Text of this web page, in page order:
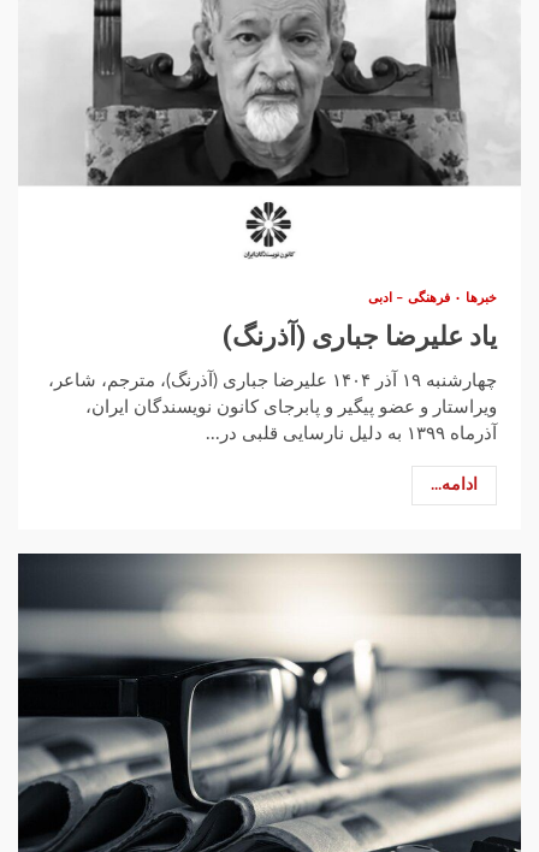
خبرها فرهنگی – ادبی
یاد علیرضا جباری (آذرنگ)
چهارشنبه ۱۹ آذر ۱۴۰۴ علیرضا جباری (آذرنگ)، مترجم، شاعر،
ویراستار و عضو پیگیر و پابرجای کانون نویسندگان ایران،
آذرماه ۱۳۹۹ به دلیل نارسایی قلبی در...
ادامه...